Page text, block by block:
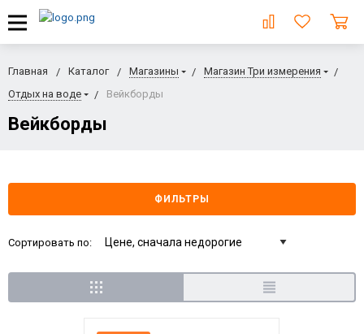
Главная Каталог Магазины
Магазин Три измерения
Отдых на воде
Вейкборды
Вейкборды
ФИЛЬТРЫ
Сортировать по: